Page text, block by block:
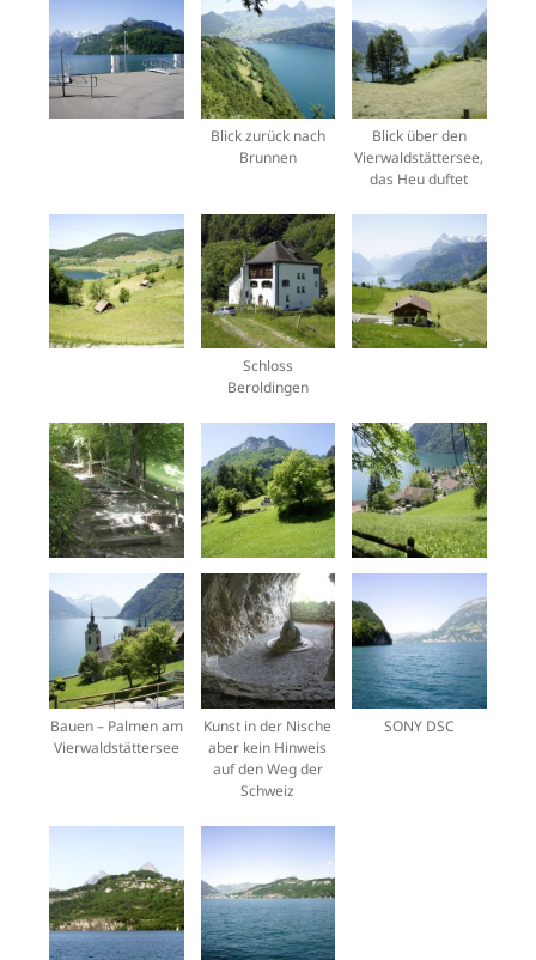
Blick zurück nach
Brunnen
Blick über den
Vierwaldstättersee,
das Heu duftet
Schloss
Beroldingen
Bauen – Palmen am
Vierwaldstättersee
Kunst in der Nische
aber kein Hinweis
auf den Weg der
Schweiz
SONY DSC